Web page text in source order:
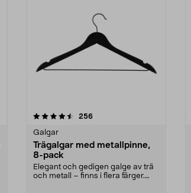
256recensioner
Galgar
Trägalgar med metallpinne,
8-pack
Elegant och gedigen galge av trä
och metall – finns i flera färger.
4.0av 5 stjärnor